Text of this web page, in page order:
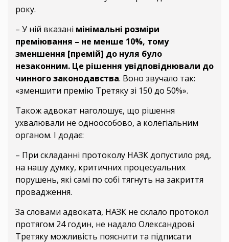
року.
– У ній вказані мінімальні розміри
преміювання – не менше 10%, тому
зменшення [премій] до нуля було
незаконним. Це рішення увідповіднювали до
чинного законодавства. Воно звучало так:
«зменшити премію Третяку зі 150 до 50%».
Також адвокат наголошує, що рішення
ухвалювали не одноособово, а колегіальним
органом. І додає:
– При складанні протоколу НАЗК допустило ряд,
на нашу думку, критичних процесуальних
порушень, які самі по собі тягнуть на закриття
провадження.
За словами адвоката, НАЗК не склало протокол
протягом 24 годин, не надало Олександрові
Третяку можливість пояснити та підписати